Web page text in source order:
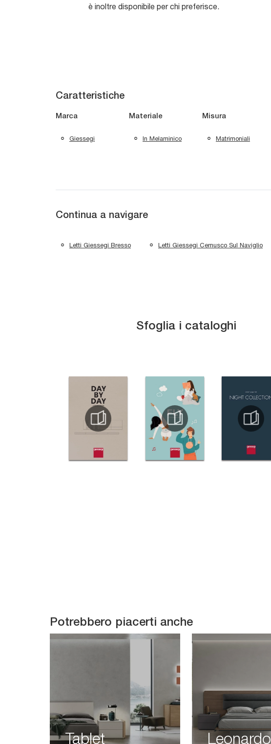
è inoltre disponibile per chi preferisce.
Caratteristiche
Marca
Giessegi
Materiale
In Melaminico
Misura
Matrimoniali
Continua a navigare
Letti Giessegi Bresso Letti Giessegi Cernusco Sul Naviglio
Sfoglia i cataloghi
Potrebbero piacerti anche
Tablet Leonardo